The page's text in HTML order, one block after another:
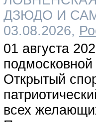
ДЗЮДО И
03.08.2026,
01 августа
Открытый
всех